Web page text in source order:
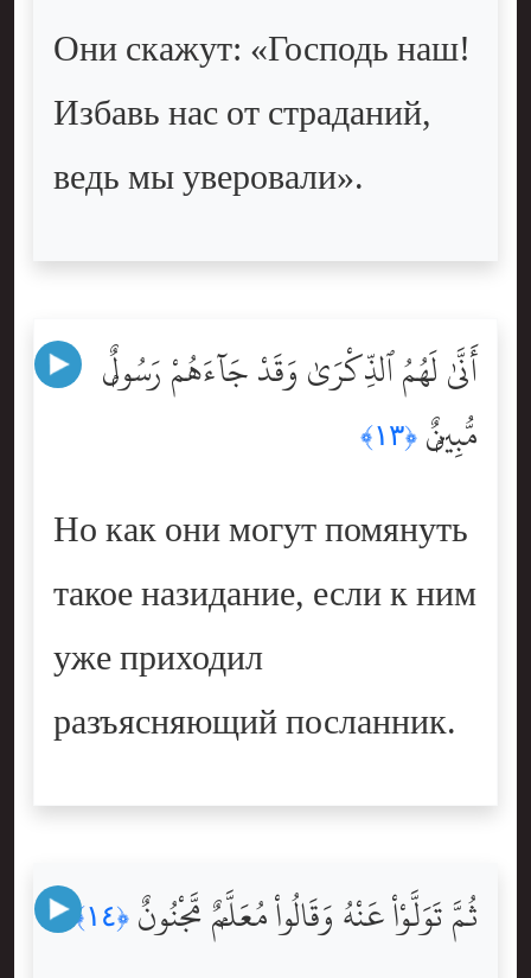
Они скажут: «Господь наш!
Избавь нас от страданий,
ведь мы уверовали».
أَنَّىٰ لَهُمُ ٱلذِّكْرَىٰ وَقَدْ جَآءَهُمْ رَسُولٌۭ
مُّبِينٌۭ ﴿١٣﴾
Но как они могут помянуть
такое назидание, если к ним
уже приходил
разъясняющий посланник.
ثُمَّ تَوَلَّوْاْ عَنْهُ وَقَالُواْ مُعَلَّمٌۭ مَّجْنُونٌ ﴿١٤﴾